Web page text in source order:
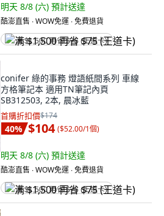
明天 8/8 (六) 預計送達
酷澎直售 ∙ WOW免運 ∙ 免費退貨
满 $1,500 再省 $75 (王道卡)
conifer 綠的事務 燈語紙間系列 車線
方格筆記本 適用TN筆記內頁
SB312503, 2本, 晨冰藍
首購折扣價$174
40% $104 ($52.00/1個)
明天 8/8 (六) 預計送達
酷澎直售 ∙ WOW免運 ∙ 免費退貨
满 $1,500 再省 $75 (王道卡)